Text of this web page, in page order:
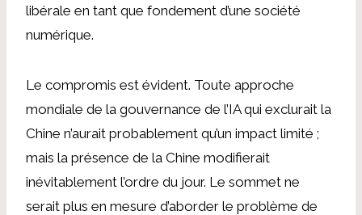
libérale en tant que fondement d’une société
numérique.
Le compromis est évident. Toute approche
mondiale de la gouvernance de l’IA qui exclurait la
Chine n’aurait probablement qu’un impact limité ;
mais la présence de la Chine modifierait
inévitablement l’ordre du jour. Le sommet ne
serait plus en mesure d’aborder le problème de